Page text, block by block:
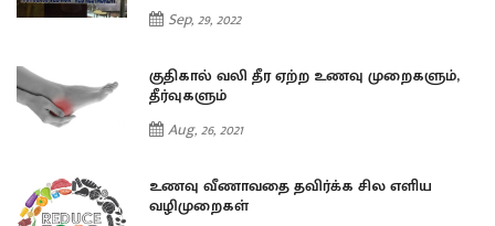
Sep, 29, 2022
குதிகால் வலி தீர ஏற்ற உணவு முறைகளும்,
தீர்வுகளும்
Aug, 26, 2021
உணவு வீணாவதை தவிர்க்க சில எளிய
வழிமுறைகள்